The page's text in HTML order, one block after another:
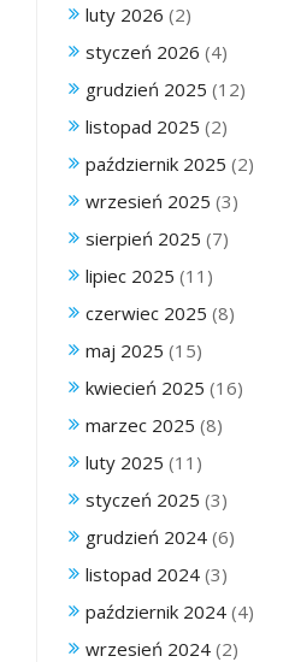
luty 2026 (2)
styczeń 2026 (4)
grudzień 2025 (12)
listopad 2025 (2)
październik 2025 (2)
wrzesień 2025 (3)
sierpień 2025 (7)
lipiec 2025 (11)
czerwiec 2025 (8)
maj 2025 (15)
kwiecień 2025 (16)
marzec 2025 (8)
luty 2025 (11)
styczeń 2025 (3)
grudzień 2024 (6)
listopad 2024 (3)
październik 2024 (4)
wrzesień 2024 (2)